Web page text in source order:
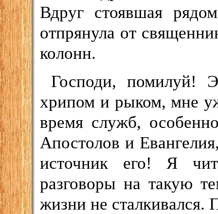
Вдруг стоявшая
отпрянула от
колонн.
Господи, помилуй!
хрипом и рыком, мне
время служб,
Апостолов и
источник его! Я
разговоры на такую
жизни не